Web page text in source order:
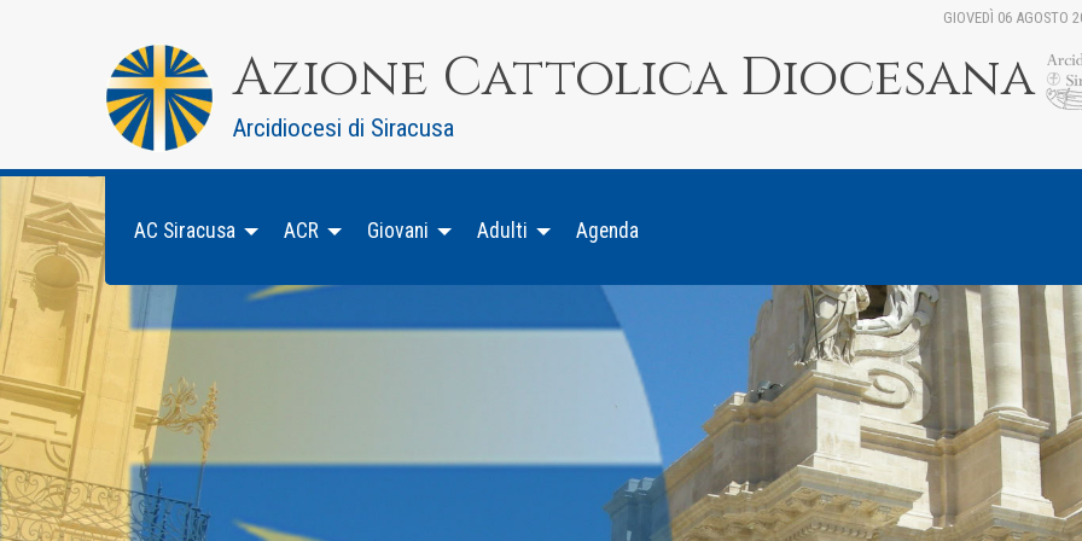
GIOVEDÌ 06 AGOSTO
Azione Cattolica Diocesana
Arcidiocesi di Siracusa
AC Siracusa ACR Giovani Adulti Agenda